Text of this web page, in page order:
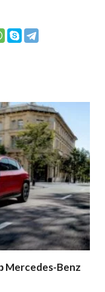
Mercedes-Benz